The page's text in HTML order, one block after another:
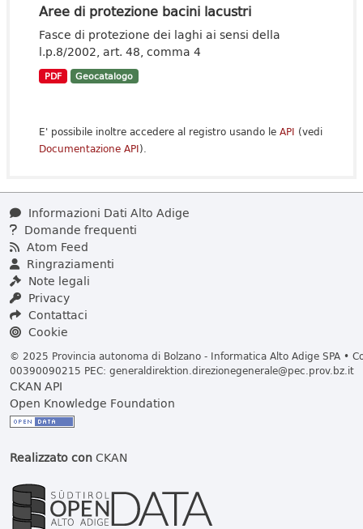
Aree di protezione bacini lacustri
Fasce di protezione dei laghi ai sensi della
l.p.8/2002, art. 48, comma 4
PDF Geocatalogo
E' possibile inoltre accedere al registro usando le API (vedi
Documentazione API).
Informazioni Dati Alto Adige
Domande frequenti
Atom Feed
Ringraziamenti
Note legali
Privacy
Contattaci
Cookie
© 2025 Provincia autonoma di Bolzano - Informatica Alto Adige SPA •
00390090215 PEC: generaldirektion.direzionegenerale@pec.prov.bz.it
CKAN API
Open Knowledge Foundation
Realizzato conCKAN